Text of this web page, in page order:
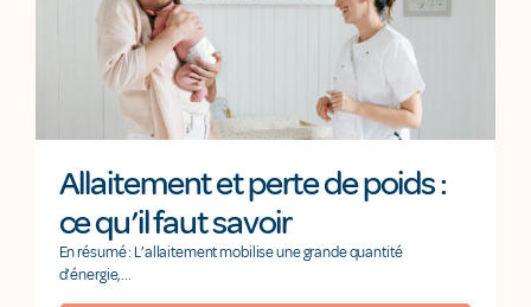
Allaitement et perte de poids :
ce qu’il faut savoir
En résumé : L’allaitement mobilise une grande quantité
d’énergie,...